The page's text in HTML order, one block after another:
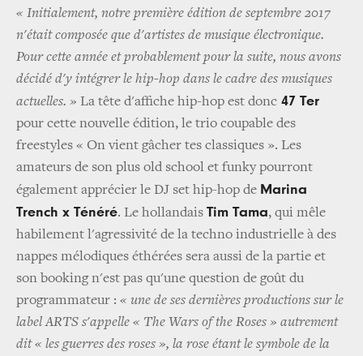
« Initialement, notre première édition de septembre 2017
n'était composée que d'artistes de musique électronique.
Pour cette année et probablement pour la suite, nous avons
décidé d'y intégrer le hip-hop dans le cadre des musiques
actuelles. » La tête d'affiche hip-hop est donc 47 Ter
pour cette nouvelle édition, le trio coupable des
freestyles « On vient gâcher tes classiques ». Les
amateurs de son plus old school et funky pourront
également apprécier le DJ set hip-hop de Marina
Trench x Ténéré. Le hollandais Tim Tama, qui mêle
habilement l'agressivité de la techno industrielle à des
nappes mélodiques éthérées sera aussi de la partie et
son booking n'est pas qu'une question de goût du
programmateur : « une de ses dernières productions sur le
label ARTS s'appelle « The Wars of the Roses » autrement
dit « les guerres des roses », la rose étant le symbole de la